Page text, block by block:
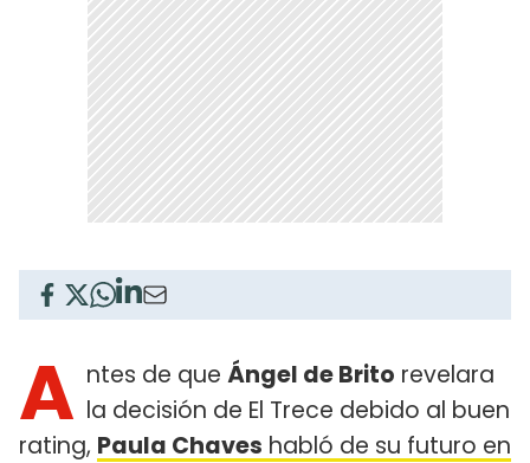
A ntes de que Ángel de Brito revelara
la decisión de El Trece debido al buen
rating, Paula Chaves habló de su futuro en